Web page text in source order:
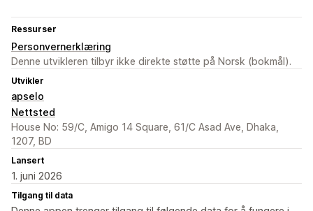
Ressurser
Personvernerklæring
Denne utvikleren tilbyr ikke direkte støtte på Norsk (bokmål).
Utvikler
apselo
Nettsted
House No: 59/C, Amigo 14 Square, 61/C Asad Ave, Dhaka,
1207, BD
Lansert
1. juni 2026
Tilgang til data